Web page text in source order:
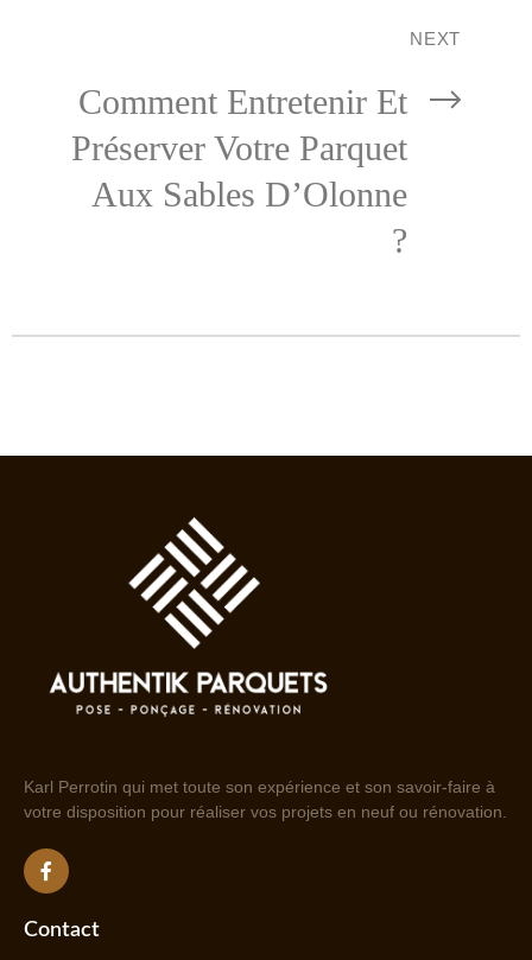
NEXT
Comment Entretenir Et
Préserver Votre Parquet
Aux Sables D’Olonne
?
Karl Perrotin qui met toute son expérience et son savoir-faire à
votre disposition pour réaliser vos projets en neuf ou rénovation.
Contact